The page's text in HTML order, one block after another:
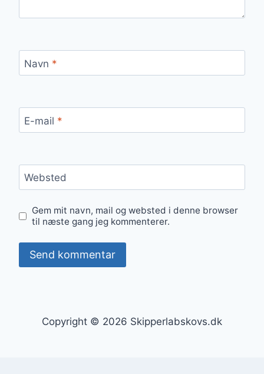
Navn *
E-mail *
Websted
Gem mit navn, mail og websted i denne browser
til næste gang jeg kommenterer.
Copyright © 2026 Skipperlabskovs.dk